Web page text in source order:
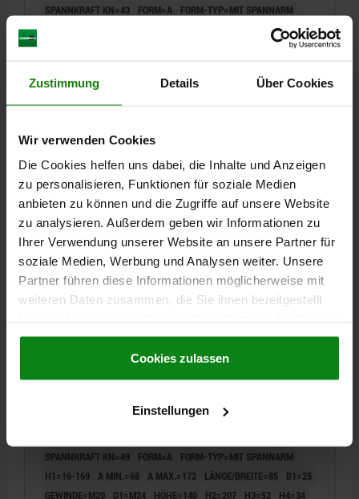
Zustimmung Details Über Cookies
Wir verwenden Cookies
Die Cookies helfen uns dabei, die Inhalte und Anzeigen
zu personalisieren, Funktionen für soziale Medien
anbieten zu können und die Zugriffe auf unsere Website
zu analysieren. Außerdem geben wir Informationen zu
Ihrer Verwendung unserer Website an unsere Partner für
soziale Medien, Werbung und Analysen weiter. Unsere
Partner führen diese Informationen möglicherweise mit
weiteren Daten zusammen, die Sie ihnen bereitgestellt
gesammelt haben.Cookie Richtlinien
Datenschutz|AGB
Cookies zulassen
Einstellungen
SPANNKRAFT KN=43 FORM=A
FORM-TYP=MIT SPANNARM
LÄNGE/BREITE=75 B1=20
H4=29
ANZIEHDREHMOMENT M1 NM=200
ANZIEHDREHMOMENT M2 NM=150
428,00 €
zzgl. MwSt.
DETAILS
04629-10 A
VERGÜTUNGSSTAHL SCHWARZ VERZINKT
SPANNKRAFT KN=49
FORM=A
FORM-TYP=MIT SPANNARM
H1=16-169 A MIN.=68 A MAX.=172 LÄNGE/BREITE=85
B1=25
GEWINDE=M20
D1=M24 HÖHE=140 H2=207 H3=52
H4=34